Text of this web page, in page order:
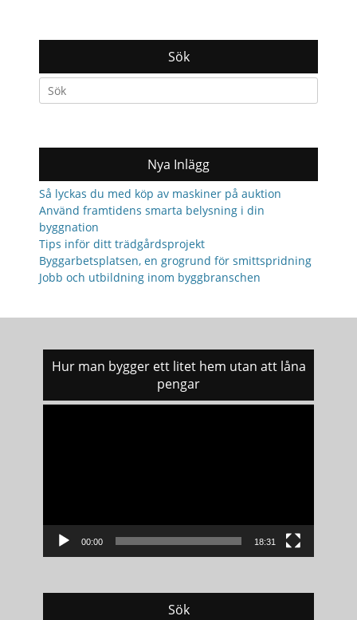
Sök
Search
for:
Nya Inlägg
Så lyckas du med köp av maskiner på auktion
Använd framtidens smarta belysning i din
byggnation
Tips inför ditt trädgårdsprojekt
Byggarbetsplatsen, en grogrund för smittspridning
Jobb och utbildning inom byggbranschen
Hur man bygger ett litet hem utan att låna
pengar
00:00 18:31
Sök